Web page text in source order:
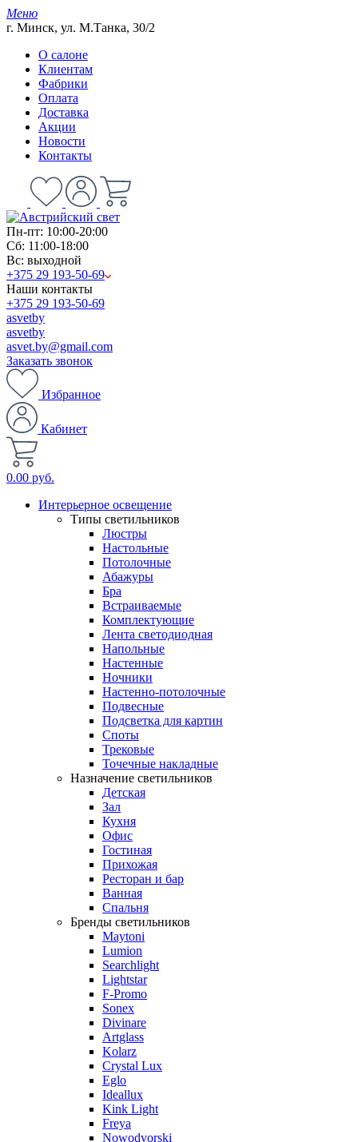
Меню
г. Минск, ул. М.Танка, 30/2
О салоне
Клиентам
Фабрики
Оплата
Доставка
Акции
Новости
Контакты
Пн-пт: 10:00-20:00
Сб: 11:00-18:00
Вс: выходной
+375 29 193-50-69
Наши контакты
+375 29 193-50-69
asvetby
asvetby
asvet.by@gmail.com
Заказать звонок
Избранное
Кабинет
0.00 руб.
Интерьерное освещение
Типы светильников
Люстры
Настольные
Потолочные
Абажуры
Бра
Встраиваемые
Комплектующие
Лента светодиодная
Напольные
Настенные
Ночники
Настенно-потолочные
Подвесные
Подсветка для картин
Споты
Трековые
Точечные накладные
Назначение светильников
Детская
Зал
Кухня
Офис
Гостиная
Прихожая
Ресторан и бар
Ванная
Спальня
Бренды светильников
Maytoni
Lumion
Searchlight
Lightstar
F-Promo
Sonex
Divinare
Artglass
Kolarz
Crystal Lux
Eglo
Ideallux
Kink Light
Freya
Nowodvorski